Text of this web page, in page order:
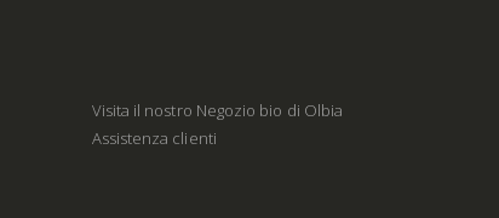
Visita il nostro Negozio bio di Olbia
Assistenza clienti